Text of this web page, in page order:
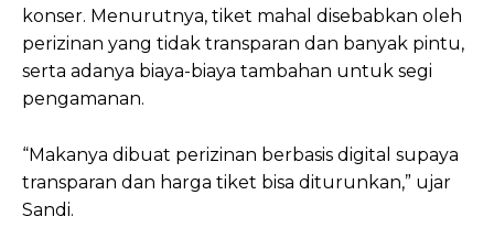
konser. Menurutnya, tiket mahal disebabkan oleh
perizinan yang tidak transparan dan banyak pintu,
serta adanya biaya-biaya tambahan untuk segi
pengamanan.
“Makanya dibuat perizinan berbasis digital supaya
transparan dan harga tiket bisa diturunkan,” ujar
Sandi.